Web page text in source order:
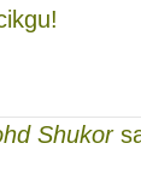
Shukor